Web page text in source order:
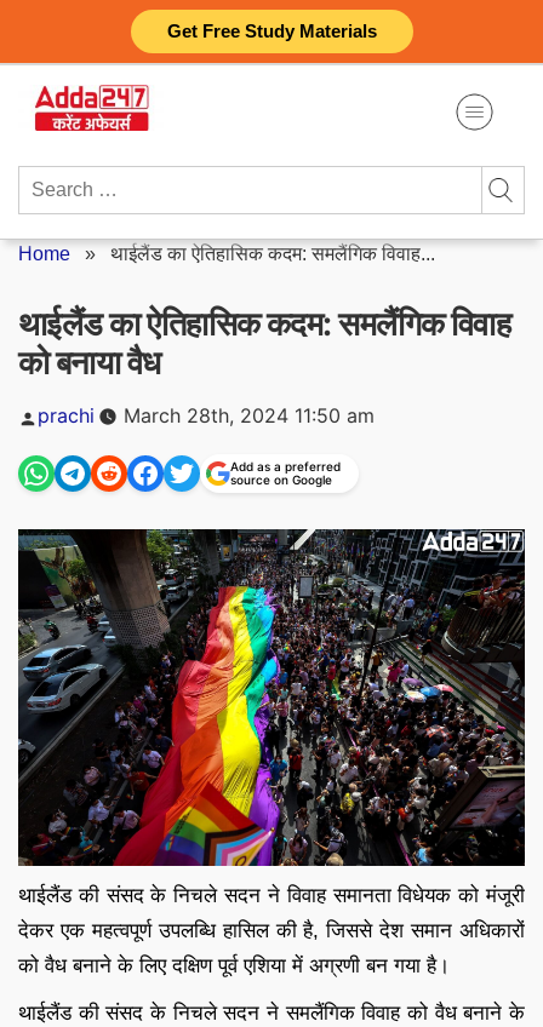
Get Free Study Materials
content
Search
Home » थाईलैंड का ऐतिहासिक कदम: समलैंगिक विवाह...
थाईलैंड का ऐतिहासिक कदम: समलैंगिक विवाह
को बनाया वैध
Posted
by
prachi March 28th, 2024 11:50 am
Add as a preferred
source on Google
थाईलैंड की संसद के निचले सदन ने विवाह समानता विधेयक को मंजूरी
देकर एक महत्वपूर्ण उपलब्धि हासिल की है, जिससे देश समान अधिकारों
को वैध बनाने के लिए दक्षिण पूर्व एशिया में अग्रणी बन गया है।
थाईलैंड की संसद के निचले सदन ने समलैंगिक विवाह को वैध बनाने के